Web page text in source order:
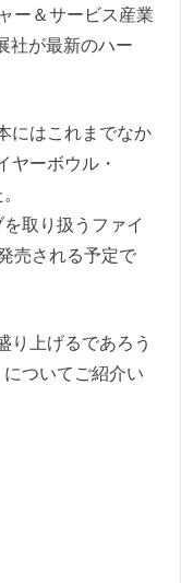
ー＆サービス産業
社が最新のハー
にはこれまでなか
ヤーボウル・
取り扱うファイ
売される予定で
り上げるであろう
ついてご紹介い